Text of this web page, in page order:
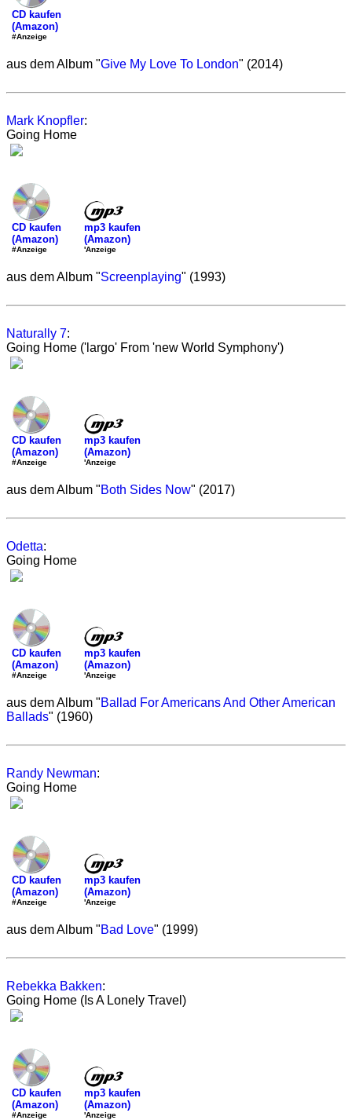
CD kaufen
(Amazon)
#Anzeige
aus dem Album "Give My Love To London" (2014)
Mark Knopfler:
Going Home
CD kaufen
(Amazon)
#Anzeige
mp3 kaufen
(Amazon)
'Anzeige
aus dem Album "Screenplaying" (1993)
Naturally 7:
Going Home ('largo' From 'new World Symphony')
CD kaufen
(Amazon)
#Anzeige
mp3 kaufen
(Amazon)
'Anzeige
aus dem Album "Both Sides Now" (2017)
Odetta:
Going Home
CD kaufen
(Amazon)
#Anzeige
mp3 kaufen
(Amazon)
'Anzeige
aus dem Album "Ballad For Americans And Other American
Ballads" (1960)
Randy Newman:
Going Home
CD kaufen
(Amazon)
#Anzeige
mp3 kaufen
(Amazon)
'Anzeige
aus dem Album "Bad Love" (1999)
Rebekka Bakken:
Going Home (Is A Lonely Travel)
CD kaufen
(Amazon)
#Anzeige
mp3 kaufen
(Amazon)
'Anzeige